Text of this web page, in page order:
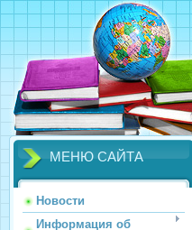
МЕНЮ САЙТА
Новости
Информация об